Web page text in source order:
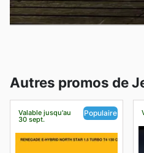
Autres promos de
Valable jusqu'au
30 sept.
Populaire